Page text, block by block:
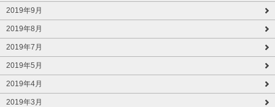
2019年9月
2019年8月
2019年7月
2019年5月
2019年4月
2019年3月